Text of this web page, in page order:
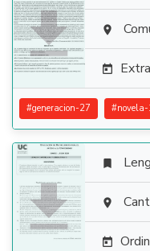
 

#generacion-27 #



